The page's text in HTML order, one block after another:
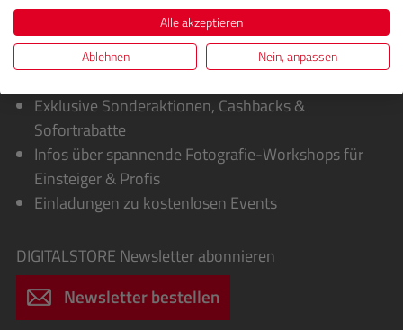
Sie erhalten von uns:
Exklusive Sonderaktionen, Cashbacks &
Sofortrabatte
Infos über spannende Fotografie-Workshops für
Einsteiger & Profis
Einladungen zu kostenlosen Events
DIGITALSTORE Newsletter abonnieren
Newsletter bestellen
Alle akzeptieren
Ablehnen
Nein, anpassen